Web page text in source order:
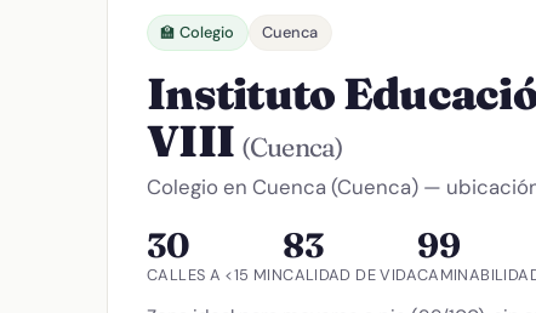
🏫 Colegio Cuenca
Instituto
VIII (Cuenca)
Colegio en Cuenca (Cuenca) —
30
CALLES A <15 MIN
83
CALIDAD DE VIDA
99